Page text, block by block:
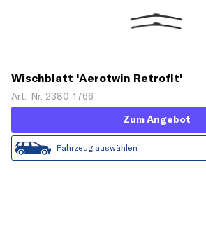
Wischblatt 'Aerotwin Retrofit'
Art.-Nr. 2380-1766
Zum Angebot
Fahrzeug auswählen